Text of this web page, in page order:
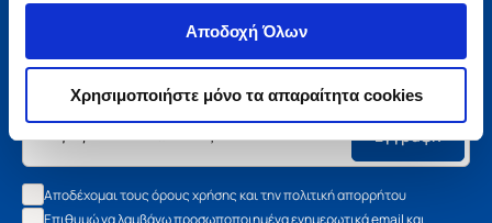
Αποδοχή Όλων
Χρησιμοποιήστε μόνο τα απαραίτητα cookies
Μάθετε τα νέα της Πολιτείας
Εγγραφείτε στο newsletter μας και μάθετε πρώτοι όλα τα
νέα βιβλία, τις εξαιρετικές τιμές και τις εκδηλώσεις μας.
Εγγραφή
Αποδέχομαι τους όρους χρήσης και την πολιτική απορρήτου